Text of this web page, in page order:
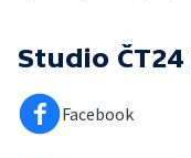
Studio ČT24
Facebook